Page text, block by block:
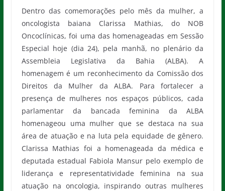
Dentro das comemorações pelo mês da mulher, a
oncologista baiana Clarissa Mathias, do NOB
Oncoclínicas, foi uma das homenageadas em Sessão
Especial hoje (dia 24), pela manhã, no plenário da
Assembleia Legislativa da Bahia (ALBA). A
homenagem é um reconhecimento da Comissão dos
Direitos da Mulher da ALBA. Para fortalecer a
presença de mulheres nos espaços públicos, cada
parlamentar da bancada feminina da ALBA
homenageou uma mulher que se destaca na sua
área de atuação e na luta pela equidade de gênero.
Clarissa Mathias foi a homenageada da médica e
deputada estadual Fabiola Mansur pelo exemplo de
liderança e representatividade feminina na sua
atuação na oncologia, inspirando outras mulheres